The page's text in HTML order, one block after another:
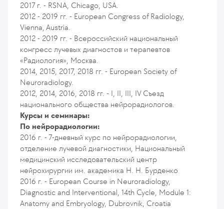
2017 г. - RSNA, Chicago, USA.
2012 - 2019 гг. - European Congress of Radiology,
Vienna, Austria.
2012 - 2019 гг. - Всероссийский национальный
конгресс лучевых диагностов и терапевтов
«Радиология», Москва.
2014, 2015, 2017, 2018 гг. - European Society of
Neuroradiology.
2012, 2014, 2016, 2018 гг. - I, II, III, IV Съезд
национального общества нейрорадиологов.
Курсы и семинары:
По нейрорадиологии:
2016 г. - 7-дневный курс по нейрорадиологии,
отделение лучевой диагностики, Национальный
медицинский исследовательский центр
нейрохирургии им. академика Н. Н. Бурденко
2016 г. - European Course in Neuroradiology,
Diagnostic and Interventional, 14th Cycle, Module 1:
Anatomy and Embryology, Dubrovnik, Croatia